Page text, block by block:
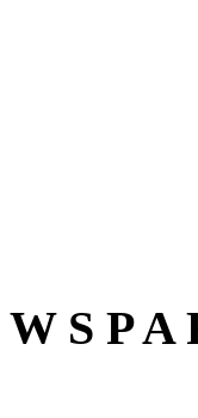
W S P A